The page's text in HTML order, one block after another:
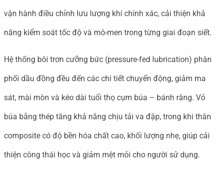
vận hành điều chỉnh lưu lượng khí chính xác, cải thiện khả
năng kiểm soát tốc độ và mô-men trong từng giai đoạn siết.
Hệ thống bôi trơn cưỡng bức (pressure-fed lubrication) phân
phối dầu đồng đều đến các chi tiết chuyển động, giảm ma
sát, mài mòn và kéo dài tuổi thọ cụm búa – bánh răng. Vỏ
búa bằng thép tăng khả năng chịu tải va đập, trong khi thân
composite có độ bền hóa chất cao, khối lượng nhẹ, giúp cải
thiện công thái học và giảm mệt mỏi cho người sử dụng.